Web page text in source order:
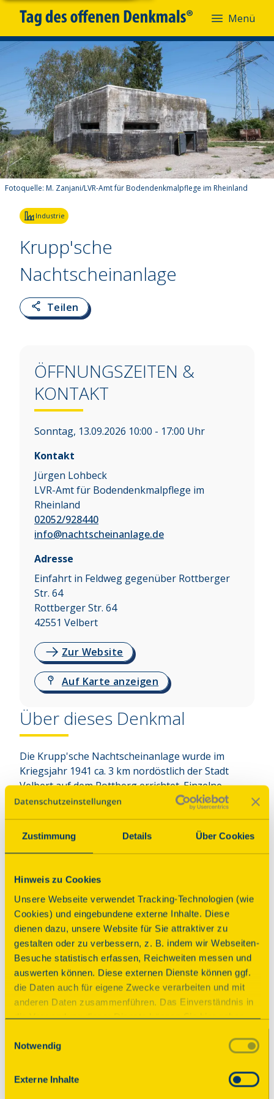
Zustimmung Details Über Cookies
Hinweis zu Cookies
Unsere Webseite verwendet Tracking-Technologien (wie
Cookies) und eingebundene externe Inhalte. Diese
dienen dazu, unsere Website für Sie attraktiver zu
gestalten oder zu verbessern, z. B. indem wir Webseiten-
Besuche statistisch erfassen, Reichweiten messen und
auswerten können. Diese externen Dienste können ggf.
die Daten auch für eigene Zwecke verarbeiten und mit
anderen Daten zusammenführen. Das Einverständnis in
die Verwendung dieser Dienste können Sie hier geben.
unserer Datenschutzerklärung. Durch Anklicken der
einzelner Cookies (Kategorien) in
den Einstellungen erteilen Sie uns Ihre Einwilligung zur
Notwendig
Externe Inhalte
Menü
Fotoquelle: M. Zanjani/LVR-Amt für Bodendenkmalpflege im Rheinland
Industrie
Krupp'sche
Nachtscheinanlage
Teilen
ÖFFNUNGSZEITEN &
KONTAKT
Sonntag, 13.09.2026 10:00 - 17:00 Uhr
Kontakt
Jürgen Lohbeck
LVR-Amt für Bodendenkmalpflege im
Rheinland
02052/928440
info@nachtscheinanlage.de
Adresse
Einfahrt in Feldweg gegenüber Rottberger
Str. 64
Rottberger Str. 64
42551 Velbert
Zur Website
Auf Karte anzeigen
Über dieses Denkmal
Die Krupp'sche Nachtscheinanlage wurde im
Kriegsjahr 1941 ca. 3 km nordöstlich der Stadt
Velbert auf dem Rottberg errichtet. Einzelne
Anlagenteile dehnten sich bis in das Asbachtal und
war eine mit einfachsten Mitteln errichtete
Attrappe der Krupp'schen Gussstahlfabrik in
entfernt liegende Gussstahlwerk in Essen
Programm
Die Besuchenden können mit einem
entsprechenden Hand-Out die Exponate im
Außengelände und auch den Leitbunker selbst
besichtigen. Es werden diverse Kurzvorträge
angeboten, zudem werden gerne Fragen
rundet das Programm ab.
Parkplatz